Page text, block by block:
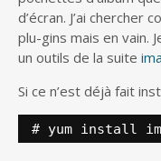
d’écran. J’ai chercher
plu-gins mais en vain.
un outils de la suite
Si ce n’est déjà fait
# yum install